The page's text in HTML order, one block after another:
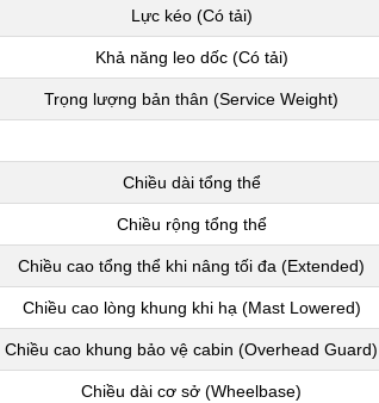
Lực kéo (Có tải)
Khả năng leo dốc (Có tải)
Trọng lượng bản thân (Service Weight)
Chiều dài tổng thể
Chiều rộng tổng thể
Chiều cao tổng thể khi nâng tối đa (Extended)
Chiều cao lòng khung khi hạ (Mast Lowered)
Chiều cao khung bảo vệ cabin (Overhead Guard)
Chiều dài cơ sở (Wheelbase)